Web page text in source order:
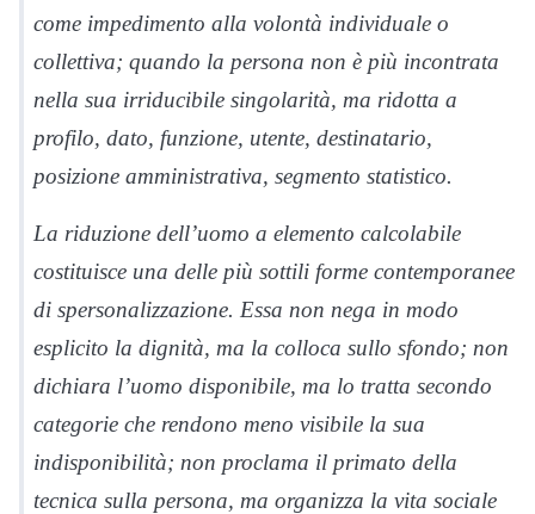
come impedimento alla volontà individuale o
collettiva; quando la persona non è più incontrata
nella sua irriducibile singolarità, ma ridotta a
profilo, dato, funzione, utente, destinatario,
posizione amministrativa, segmento statistico.
La riduzione dell’uomo a elemento calcolabile
costituisce una delle più sottili forme contemporanee
di spersonalizzazione. Essa non nega in modo
esplicito la dignità, ma la colloca sullo sfondo; non
dichiara l’uomo disponibile, ma lo tratta secondo
categorie che rendono meno visibile la sua
indisponibilità; non proclama il primato della
tecnica sulla persona, ma organizza la vita sociale